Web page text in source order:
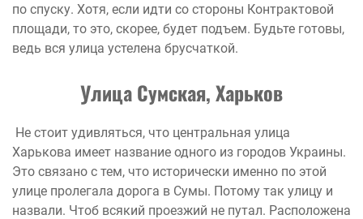
по спуску. Хотя, если идти со стороны Контрактовой
площади, то это, скорее, будет подъем. Будьте готовы,
ведь вся улица устелена брусчаткой.
Улица Сумская, Харьков
Не стоит удивляться, что центральная улица
Харькова имеет название одного из городов Украины.
Это связано с тем, что исторически именно по этой
улице пролегала дорога в Сумы. Потому так улицу и
назвали. Чтоб всякий проезжий не путал. Расположена